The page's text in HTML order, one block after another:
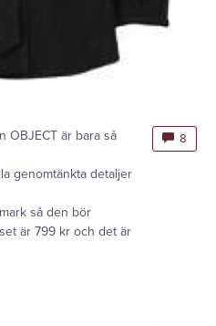
OBJECT är bara så
genomtänkta detaljer
så den bör
är 799 kr och det är
8